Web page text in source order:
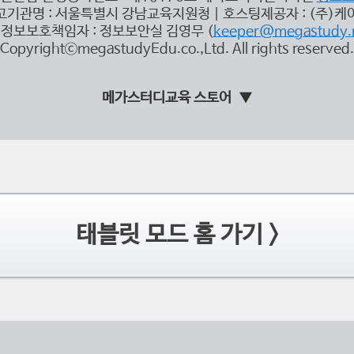
기관명 : 서울특별시 강남교육지원청 | 호스팅제공자 : (주)케
보보호책임자 : 정보보안실 김영무 (
CopyrightⓒmegastudyEdu.co.,Ltd. All rights reserved.
메가스터디교육 스토어
태블릿 모드 홈 가기 >